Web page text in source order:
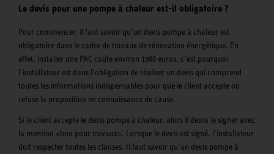
Le devis pour une pompe à chaleur est-il obligatoire ?
Pour commencer, il faut savoir qu’un devis pompe à chaleur est
obligatoire dans le cadre de travaux de rénovation énergétique. En
effet, installer une PAC coûte environ 1500 euros, c’est pourquoi
l’installateur est dans l’obligation de réaliser un devis qui comprend
toutes les informations indispensables pour que le client accepte ou
refuse la proposition en connaissance de cause.
Si le client accepte le devis pompe à chaleur, alors il devra le signer avec
la mention «bon pour travaux». Lorsque le devis est signé, l’installateur
doit respecter toutes les clauses. Il faut savoir qu’un devis pompe à